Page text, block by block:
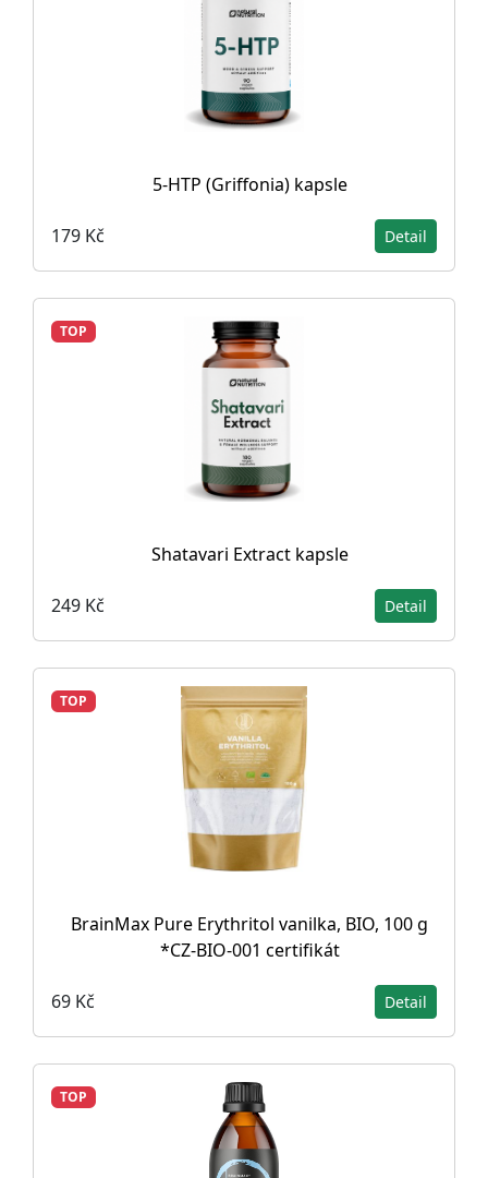
5-HTP (Griffonia) kapsle
179 Kč Detail
TOP
Shatavari Extract kapsle
249 Kč Detail
TOP
BrainMax Pure Erythritol vanilka, BIO, 100 g
*CZ-BIO-001 certifikát
69 Kč Detail
TOP